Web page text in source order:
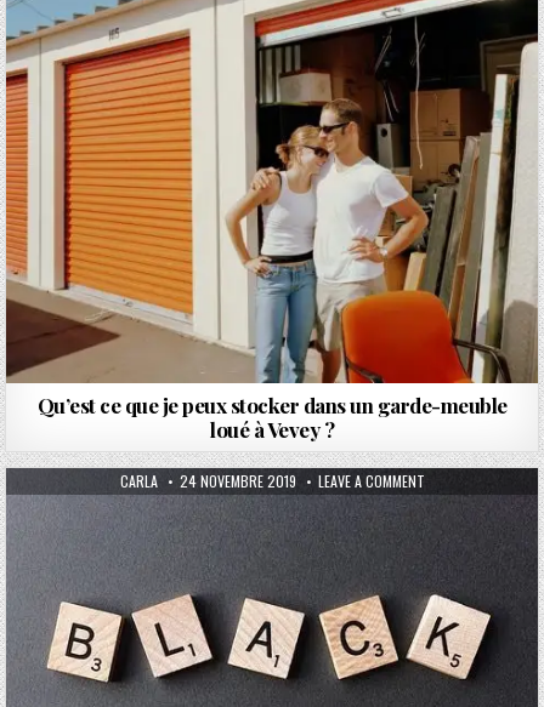
Qu’est ce que je peux stocker dans un garde-meuble
loué à Vevey ?
AUTHOR:
CARLA PUBLISHED DATE:
24 NOVEMBRE 2019 LEAVE A COMMENTON ZOOM SUR LE